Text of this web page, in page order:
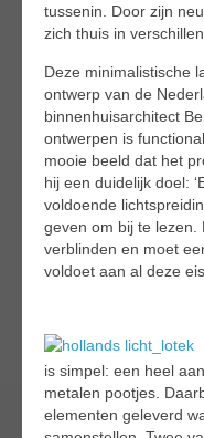
tussenin. Door zijn
zich thuis in
Deze minimalistische
ontwerp van de
binnenhuisarchitect
ontwerpen is
mooie beeld dat het
hij een duidelijk doel:
voldoende
geven om bij te lezen.
verblinden en moet
voldoet aan al deze
is simpel: een heel
metalen pootjes.
elementen geleverd